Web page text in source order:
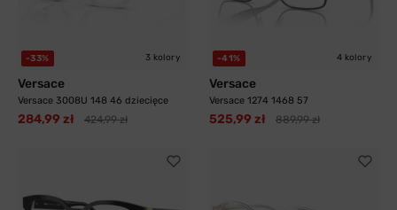
-33% 3 kolory
Versace
Versace 3008U 148 46 dziecięce
284,99 zł 424,99 zł
-41% 4 kolory
Versace
Versace 1274 1468 57
525,99 zł 889,99 zł